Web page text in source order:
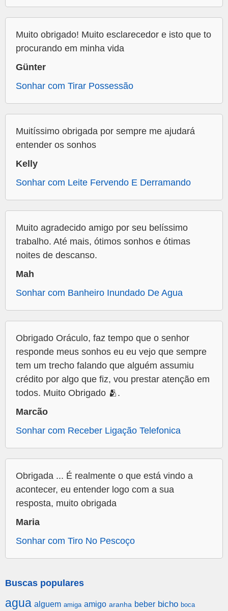
Muito obrigado! Muito esclarecedor e isto que to
procurando em minha vida
Günter
Sonhar com Tirar Possessão
Muitíssimo obrigada por sempre me ajudará
entender os sonhos
Kelly
Sonhar com Leite Fervendo E Derramando
Muito agradecido amigo por seu belíssimo
trabalho. Até mais, ótimos sonhos e ótimas
noites de descanso.
Mah
Sonhar com Banheiro Inundado De Agua
Obrigado Oráculo, faz tempo que o senhor
responde meus sonhos eu eu vejo que sempre
tem um trecho falando que alguém assumiu
crédito por algo que fiz, vou prestar atenção em
todos. Muito Obrigado 🫂.
Marcão
Sonhar com Receber Ligação Telefonica
Obrigada ... É realmente o que está vindo a
acontecer, eu entender logo com a sua
resposta, muito obrigada
Maria
Sonhar com Tiro No Pescoço
Buscas populares
agua alguem amiga amigo aranha beber bicho boca